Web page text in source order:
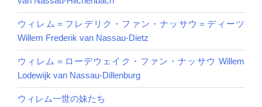
ウィレム＝フレデリク・ファン・ナッサウ＝ディーツ
Willem Frederik van Nassau-Dietz
ウィレム＝ローデウェイク・ファン・ナッサウ Willem
Lodewijk van Nassau-Dillenburg
ウィレム一世の妹たち